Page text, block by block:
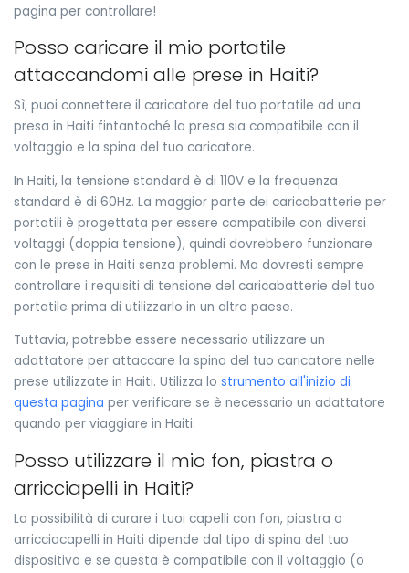
pagina per controllare!
Posso caricare il mio portatile
attaccandomi alle prese in Haiti?
Sì, puoi connettere il caricatore del tuo portatile ad una
presa in Haiti fintantoché la presa sia compatibile con il
voltaggio e la spina del tuo caricatore.
In Haiti, la tensione standard è di 110V e la frequenza
standard è di 60Hz. La maggior parte dei caricabatterie per
portatili è progettata per essere compatibile con diversi
voltaggi (doppia tensione), quindi dovrebbero funzionare
con le prese in Haiti senza problemi. Ma dovresti sempre
controllare i requisiti di tensione del caricabatterie del tuo
portatile prima di utilizzarlo in un altro paese.
Tuttavia, potrebbe essere necessario utilizzare un
adattatore per attaccare la spina del tuo caricatore nelle
prese utilizzate in Haiti. Utilizza lo strumento all'inizio di
questa pagina per verificare se è necessario un adattatore
quando per viaggiare in Haiti.
Posso utilizzare il mio fon, piastra o
arricciapelli in Haiti?
La possibilità di curare i tuoi capelli con fon, piastra o
arricciacapelli in Haiti dipende dal tipo di spina del tuo
dispositivo e se questa è compatibile con il voltaggio (o